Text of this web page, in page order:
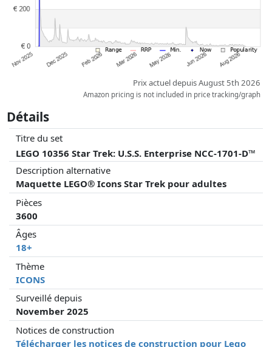
Prix actuel depuis August 5th 2026
Amazon pricing is not included in price tracking/graph
Détails
Titre du set
LEGO 10356 Star Trek: U.S.S. Enterprise NCC-1701-D™
Description alternative
Maquette LEGO® Icons Star Trek pour adultes
Pièces
3600
Âges
18+
Thème
ICONS
Surveillé depuis
November 2025
Notices de construction
Télécharger les notices de construction pour Lego